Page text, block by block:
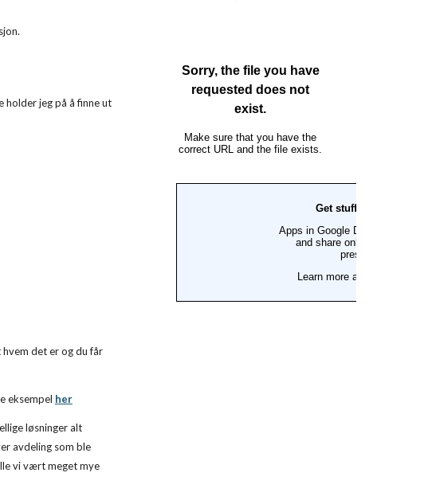
holder jeg på å finne ut
det er og du får
eksempel her
løsninger alt
avdeling som ble
vi vært meget mye